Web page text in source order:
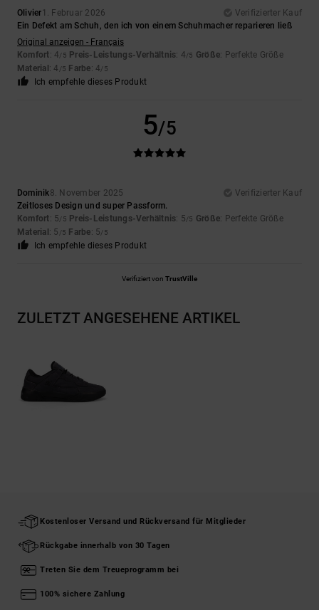
Olivier1. Februar 2026
Verifizierter Kauf
Ein Defekt am Schuh, den ich von einem Schuhmacher reparieren ließ
Original anzeigen - Français
Komfort: 4/5 Preis-Leistungs-Verhältnis: 4/5 Größe: Perfekte Größe
Material : 4 /5 Farbe: 4/5
Ich empfehle dieses Produkt
5/5
Dominik8. November 2025
Verifizierter Kauf
Zeitloses Design und super Passform.
Komfort: 5/5 Preis-Leistungs-Verhältnis: 5/5 Größe: Perfekte Größe
Material : 5 /5 Farbe: 5/5
Ich empfehle dieses Produkt
Verifiziert von TrustVille
ZULETZT ANGESEHENE ARTIKEL
Kostenloser Versand und Rückversand für Mitglieder
Rückgabe innerhalb von 30 Tagen
Treten Sie dem Treueprogramm bei
100% sichere Zahlung